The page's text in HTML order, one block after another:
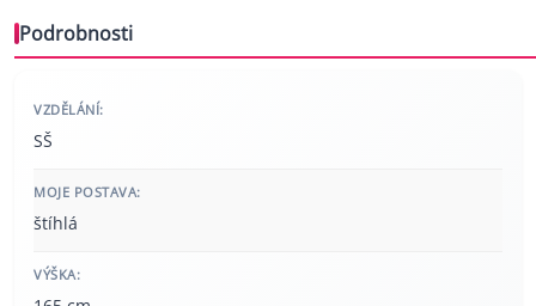
Podrobnosti
VZDĚLÁNÍ:
SŠ
MOJE POSTAVA:
štíhlá
VÝŠKA: